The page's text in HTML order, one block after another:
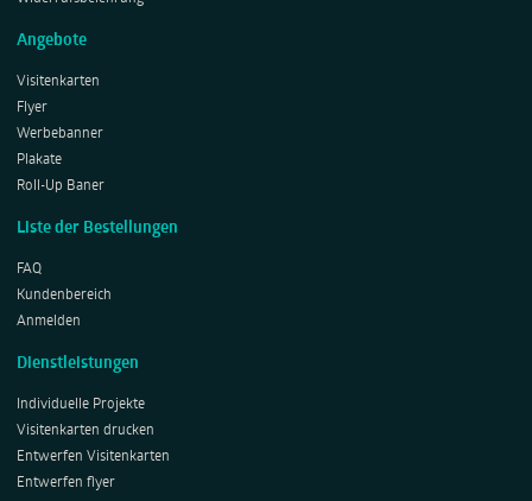
Angebote
Visitenkarten
Flyer
Werbebanner
Plakate
Roll-Up Baner
Liste der Bestellungen
FAQ
Kundenbereich
Anmelden
Dienstleistungen
Individuelle Projekte
Visitenkarten drucken
Entwerfen Visitenkarten
Entwerfen flyer